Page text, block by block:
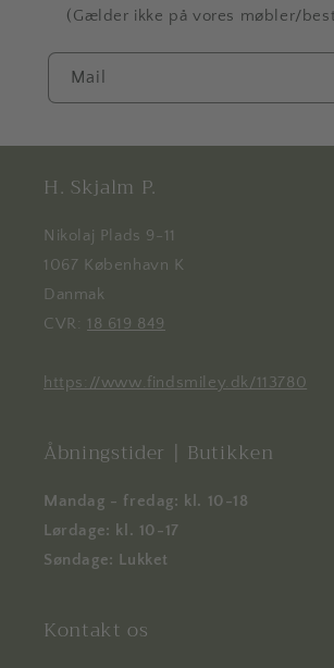
(Gælder ikke på vores møbler/
Mail
H. Skjalm P.
Nikolaj Plads 9-11
1067 København K
Danmak
CVR: 18 619 849
https://www.findsmiley.dk/113780
Åbningstider | Butikken
Mandag - fredag: kl. 10-18
Lørdage: kl. 10-17
Søndage: Lukket
Kontakt os